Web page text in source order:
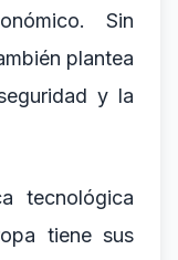
Sin
plantea
y la
tecnológica
tiene sus